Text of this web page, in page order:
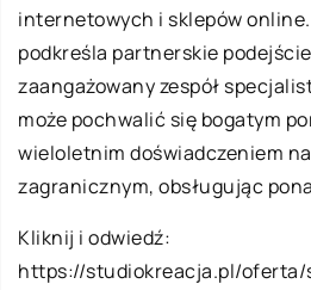
internetowych i sklepów
podkreśla partnerskie
zaangażowany zespół
może pochwalić się bogatym
wieloletnim doświadczeniem
zagranicznym, obsługując
Kliknij i odwiedź:
https://studiokreacja.pl/